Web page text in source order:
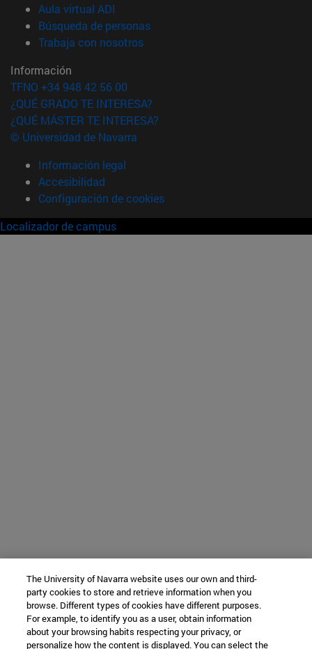
Aula virtual ADI
Búsqueda de personas(abre en nueva ventana)
Trabaja con nosotros(abre en nueva ventana)
Información
TFNO +34 948 42 56 00
¿QUÉ GRADO TE INTERESA?
¿QUÉ MÁSTER TE INTERESA?
© Universidad de Navarra
Información legal
Accesibilidad
Configuración de cookies
Localizador de campus
The University of Navarra website uses our own and third-
party cookies to store and retrieve information when you
browse. Different types of cookies have different purposes.
For example, to identify you as a user, obtain information
about your browsing habits respecting your privacy, or
personalize how the content is displayed. You can select the